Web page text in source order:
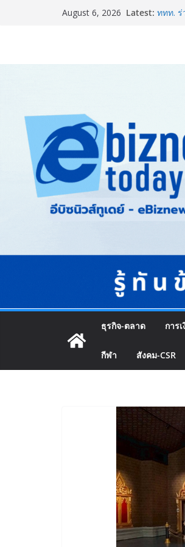
August 6, 2026 Latest:
&
ครบว
ธุรกิจ-ตลาด การ
กีฬา สังคม-CSR